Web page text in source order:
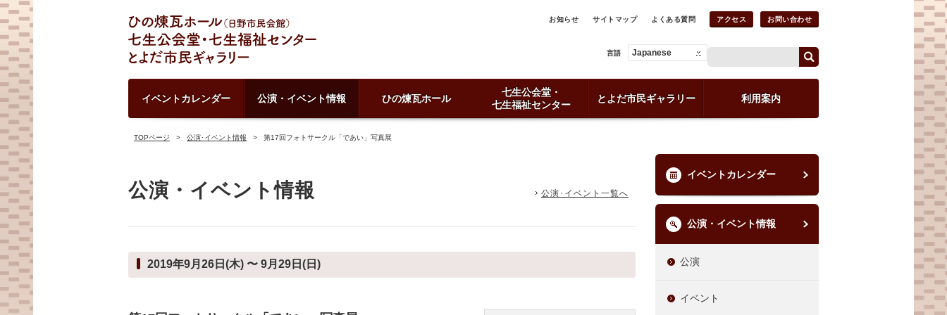
お知らせ サイトマップ よくある質問 アクセス お問い合わせ
言語 Japanese
イベントカレンダー 公演・イベント情報 ひの煉瓦ホール
七生公会堂・
七生福祉センター
とよだ市民ギャラリー 利用案内
TOPページ 公演･イベント情報 第17回フォトサークル「であい」写真展
公演・イベント情報 公演･イベント一覧へ
2019年9月26日(木) 〜 9月29日(日)
イベントカレンダー
公演・イベント情報
公演
イベント